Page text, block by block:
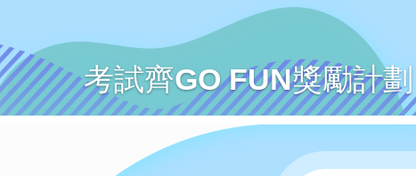
考試齊GO FUN獎勵計劃